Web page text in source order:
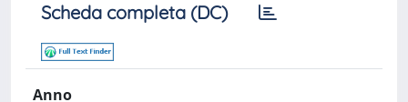
Scheda completa (DC)
Anno